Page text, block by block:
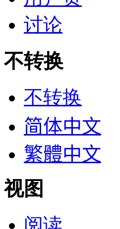
讨论
不转换
不转换
简体中文
繁體中文
视图